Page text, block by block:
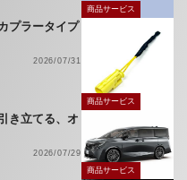
商品サービス
プラータイプ
2026/07/31
商品サービス
き立てる、オ
2026/07/29
商品サービス